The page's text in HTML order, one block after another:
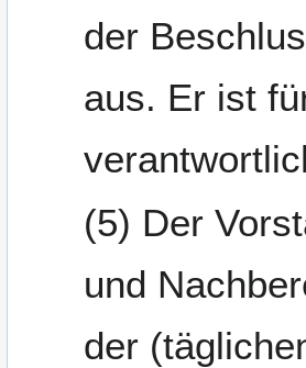
der
aus. Er ist
Der
und
der